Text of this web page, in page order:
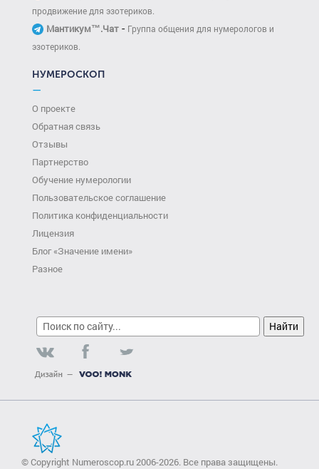
продвижение для эзотериков.
Мантикум™.Чат - Группа общения для нумерологов и
эзотериков.
НУМЕРОСКОП
—
О проекте
Обратная связь
Отзывы
Партнерство
Обучение нумерологии
Пользовательское соглашение
Политика конфиденциальности
Лицензия
Блог «Значение имени»
Разное
© Copyright Numeroscop.ru 2006-2026. Все права защищены.